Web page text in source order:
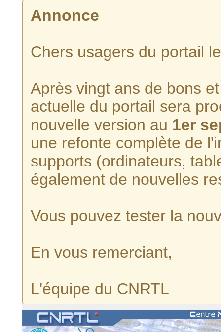
Annonce
Chers usagers du portail
Après vingt ans de bons
actuelle du portail sera
nouvelle version au 1er
une refonte complète de
supports (ordinateurs,
également de nouvelles
Vous pouvez tester la
En vous remerciant,
L'équipe du CNRTL